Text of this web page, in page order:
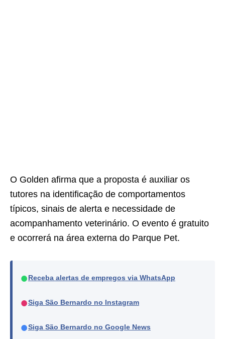
O Golden afirma que a proposta é auxiliar os
tutores na identificação de comportamentos
típicos, sinais de alerta e necessidade de
acompanhamento veterinário. O evento é gratuito
e ocorrerá na área externa do Parque Pet.
● Receba alertas de empregos via WhatsApp
●Siga São Bernardo no Instagram
●Siga São Bernardo no Google News